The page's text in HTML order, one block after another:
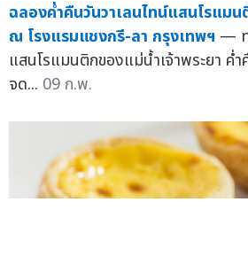
ฉลองค่ำคืนวันวาเลนไทน์แสนโรแมน
ณ โรงแรมแชงกรี-ลา กรุงเทพฯ — ท่
แสนโรแมนติกของแม่น้ำเจ้าพระยา ค่
จด... 09 ก.พ.